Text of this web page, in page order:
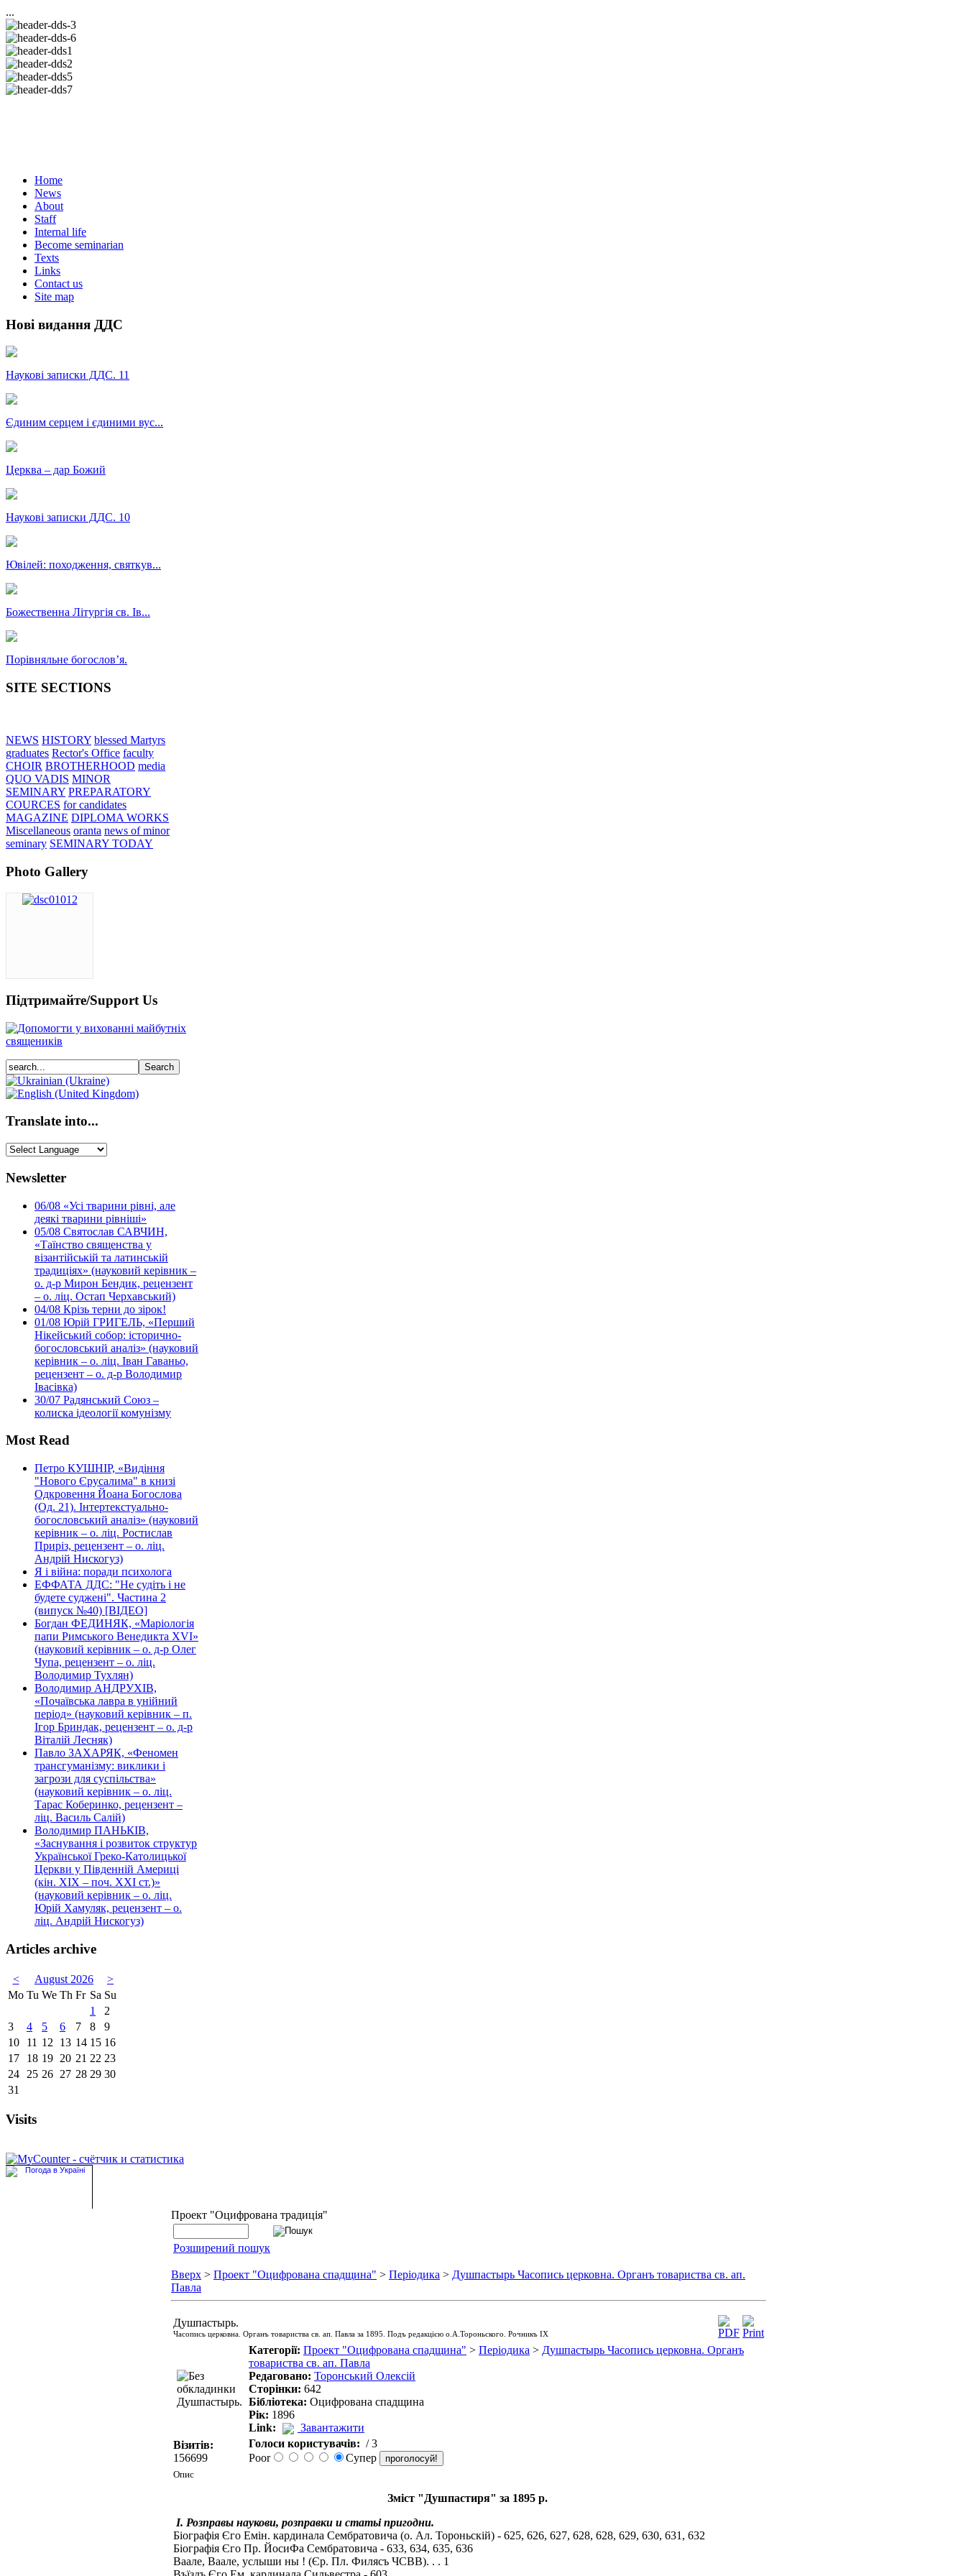
...
Home
News
About
Staff
Internal life
Become seminarian
Texts
Links
Contact us
Site map
Нові видання ДДС
Наукові записки ДДС. 11
Єдиним серцем і єдиними вус...
Церква – дар Божий
Наукові записки ДДС. 10
Ювілей: походження, святкув...
Божественна Літургія св. Ів...
Порівняльне богословʼя.
SITE SECTIONS
NEWS HISTORY blessed Martyrs
graduates Rector's Office faculty
CHOIR BROTHERHOOD media
QUO VADIS MINOR
SEMINARY PREPARATORY
COURCES for candidates
MAGAZINE DIPLOMA WORKS
Miscellaneous oranta news of minor
seminary SEMINARY TODAY
Photo Gallery
Підтримайте/Support Us
Translate into...
Newsletter
06/08 «Усі тварини рівні, але
деякі тварини рівніші»
05/08 Святослав САВЧИН,
«Таїнство священства у
візантійській та латинській
традиціях» (науковий керівник –
о. д-р Мирон Бендик, рецензент
– о. ліц. Остап Черхавський)
04/08 Крізь терни до зірок!
01/08 Юрій ГРИГЕЛЬ, «Перший
Нікейський собор: історично-
богословський аналіз» (науковий
керівник – о. ліц. Іван Гаваньо,
рецензент – о. д-р Володимир
Івасівка)
30/07 Радянський Союз –
колиска ідеології комунізму
Most Read
Петро КУШНІР, «Видіння
"Нового Єрусалима" в книзі
Одкровення Йоана Богослова
(Од. 21). Інтертекстуально-
богословський аналіз» (науковий
керівник – о. ліц. Ростислав
Приріз, рецензент – о. ліц.
Андрій Нискогуз)
Я і війна: поради психолога
ЕФФАТА ДДС: "Не судіть і не
будете суджені". Частина 2
(випуск №40) [ВІДЕО]
Богдан ФЕДИНЯК, «Маріологія
папи Римського Венедикта XVI»
(науковий керівник – о. д-р Олег
Чупа, рецензент – о. ліц.
Володимир Тухлян)
Володимир АНДРУХІВ,
«Почаївська лавра в унійний
період» (науковий керівник – п.
Ігор Бриндак, рецензент – о. д-р
Віталій Лесняк)
Павло ЗАХАРЯК, «Феномен
трансгуманізму: виклики і
загрози для суспільства»
(науковий керівник – о. ліц.
Тарас Коберинко, рецензент –
ліц. Василь Салій)
Володимир ПАНЬКІВ,
«Заснування і розвиток структур
Української Греко-Католицької
Церкви у Південній Америці
(кін. ХІХ – поч. ХХІ ст.)»
(науковий керівник – о. ліц.
Юрій Хамуляк, рецензент – о.
ліц. Андрій Нискогуз)
Articles archive
< August 2026
>
Mo Tu We Th Fr Sa Su
1
2
3
4 5 6 7 8
9
10
11 12 13 14 15 16
17
18 19 20 21 22 23
24
25 26 27 28 29 30
31
Visits
Проект "Оцифрована традиція"
Розширений пошук
Вверх > Проект "Оцифрована спадщина" > Періодика > Душпастырь Часопись церковна. Органъ товариства св. ап.
Павла
Душпастырь.
Часопись церковна. Органъ товариства св. ап. Павла за 1895. Подъ редакцією о.А.Тороньского. Рочникъ ІХ
Категорії: Проект "Оцифрована спадщина" > Періодика > Душпастырь Часопись церковна. Органъ
товариства св. ап. Павла
Редаговано: Торонський Олексій
Сторінки: 642
Бібліотека: Оцифрована спадщина
Рік: 1896
Link:
Завантажити
Візитів:
156699
Голоси користувачів: / 3
Poor
Супер
Опис
Зміст "Душпастиря" за 1895 р.
I. Розправы наукови, розправки и статьі пригодни.
Біографія Єго Емін. кардинала Сембратовича (о. Ал. Тороньскій) - 625, 626, 627, 628, 628, 629, 630, 631, 632
Біографія Єго Пр. ЙосиФа Сембратовича - 633, 634, 635, 636
Ваале, Ваале, услыши ны ! (Єр. Пл. Филясъ ЧСВВ). . . 1